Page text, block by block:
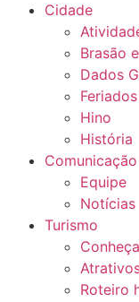
Cidade
Brasão
Dados
Hino
História
Comunicação
Equipe
Notícias
Turismo
Roteiro